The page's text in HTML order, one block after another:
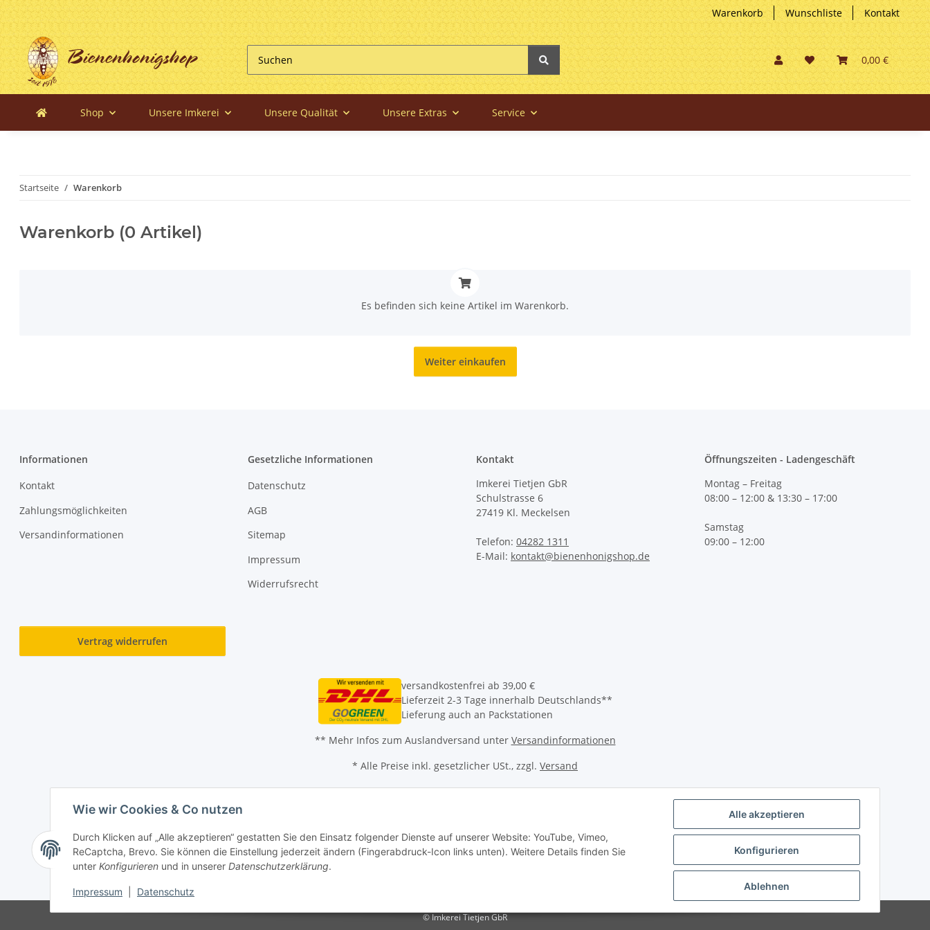
Warenkorb Wunschliste Kontakt
Bienenhonigshop 0,00 €
Shop Unsere Imkerei Unsere Qualität Unsere Extras Service
Startseite Warenkorb
Warenkorb (0 Artikel)
Es befinden sich keine Artikel im Warenkorb.
Weiter einkaufen
Informationen
Kontakt
Zahlungsmöglichkeiten
Versandinformationen
Gesetzliche Informationen
Datenschutz
AGB
Sitemap
Impressum
Widerrufsrecht
Kontakt
Imkerei Tietjen GbR
Schulstrasse 6
27419 Kl. Meckelsen
Telefon: 04282 1311
E-Mail: kontakt@bienenhonigshop.de
Öffnungszeiten - Ladengeschäft
Montag – Freitag
08:00 – 12:00 & 13:30 – 17:00
Samstag
09:00 – 12:00
Vertrag widerrufen
versandkostenfrei ab 39,00 €
Lieferzeit 2-3 Tage innerhalb Deutschlands**
Lieferung auch an Packstationen
** Mehr Infos zum Auslandversand unter Versandinformationen
* Alle Preise inkl. gesetzlicher USt., zzgl. Versand
© Imkerei Tietjen GbR
Alle akzeptieren
Konfigurieren
Ablehnen
Wie wir Cookies & Co nutzen
Durch Klicken auf „Alle akzeptieren“ gestatten Sie den Einsatz folgender Dienste auf unserer Website: YouTube, Vimeo,
ReCaptcha, Brevo. Sie können die Einstellung jederzeit ändern (Fingerabdruck-Icon links unten). Weitere Details finden Sie
unter Konfigurieren und in unserer Datenschutzerklärung.
Impressum Datenschutz